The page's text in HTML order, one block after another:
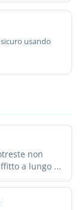
usando
non
a lungo ...